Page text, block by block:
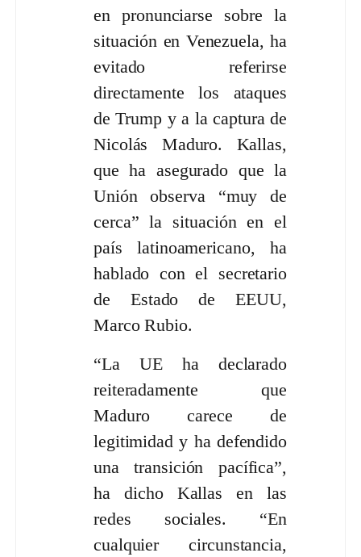
en pronunciarse sobre la
situación en Venezuela, ha
evitado referirse
directamente los ataques
de Trump y a la captura de
Nicolás Maduro. Kallas,
que ha asegurado que la
Unión observa “muy de
cerca” la situación en el
país latinoamericano, ha
hablado con el secretario
de Estado de EEUU,
Marco Rubio.
“La UE ha declarado
reiteradamente que
Maduro carece de
legitimidad y ha defendido
una transición pacífica”,
ha dicho Kallas en las
redes sociales. “En
cualquier circunstancia,